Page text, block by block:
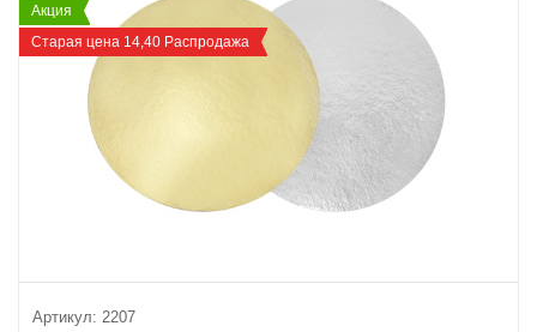
Акция
Старая цена 14,40 Распродажа
Артикул: 2207